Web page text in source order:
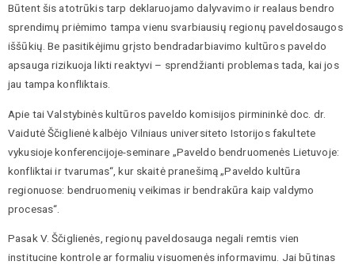
Būtent šis atotrūkis tarp deklaruojamo dalyvavimo ir realaus bendro
sprendimų priėmimo tampa vienu svarbiausių regionų paveldosaugos
iššūkių. Be pasitikėjimu grįsto bendradarbiavimo kultūros paveldo
apsauga rizikuoja likti reaktyvi – sprendžianti problemas tada, kai jos
jau tampa konfliktais.
Apie tai Valstybinės kultūros paveldo komisijos pirmininkė doc. dr.
Vaidutė Ščiglienė kalbėjo Vilniaus universiteto Istorijos fakultete
vykusioje konferencijoje-seminare „Paveldo bendruomenės Lietuvoje:
konfliktai ir tvarumas“, kur skaitė pranešimą „Paveldo kultūra
regionuose: bendruomenių veikimas ir bendrakūra kaip valdymo
procesas“.
Pasak V. Ščiglienės, regionų paveldosauga negali remtis vien
institucine kontrole ar formaliu visuomenės informavimu. Jai būtinas